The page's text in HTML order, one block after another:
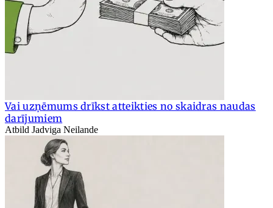
Vai uzņēmums drīkst atteikties no skaidras naudas
darījumiem
Atbild Jadviga Neilande